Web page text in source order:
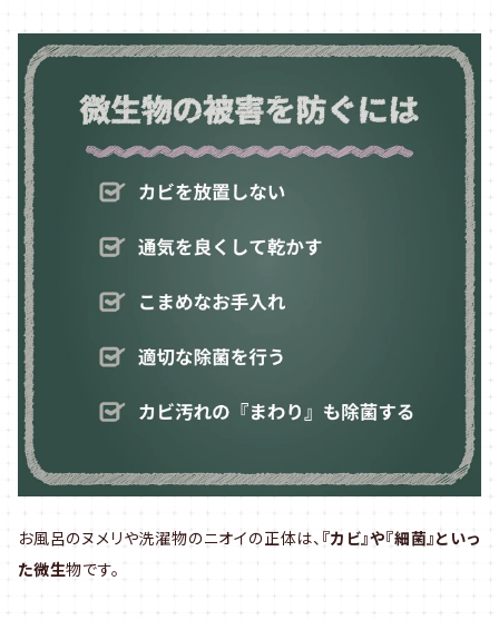
お風呂のヌメリや洗濯物のニオイの正体は、 『カビ』や『細菌』といっ
た微生物です。